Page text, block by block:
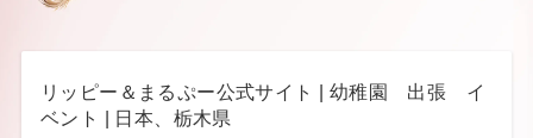
リッピー＆まるぷー公式サイト | 幼稚園 出張 イ
ベント | 日本、栃木県